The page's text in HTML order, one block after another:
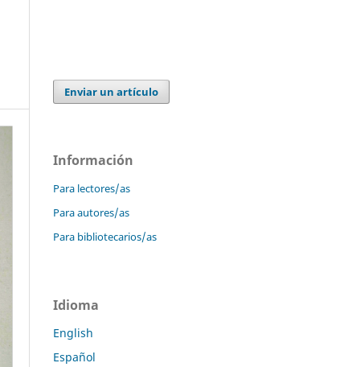
Enviar un artículo
Información
Para lectores/as
Para autores/as
Para bibliotecarios/as
Idioma
English
Español